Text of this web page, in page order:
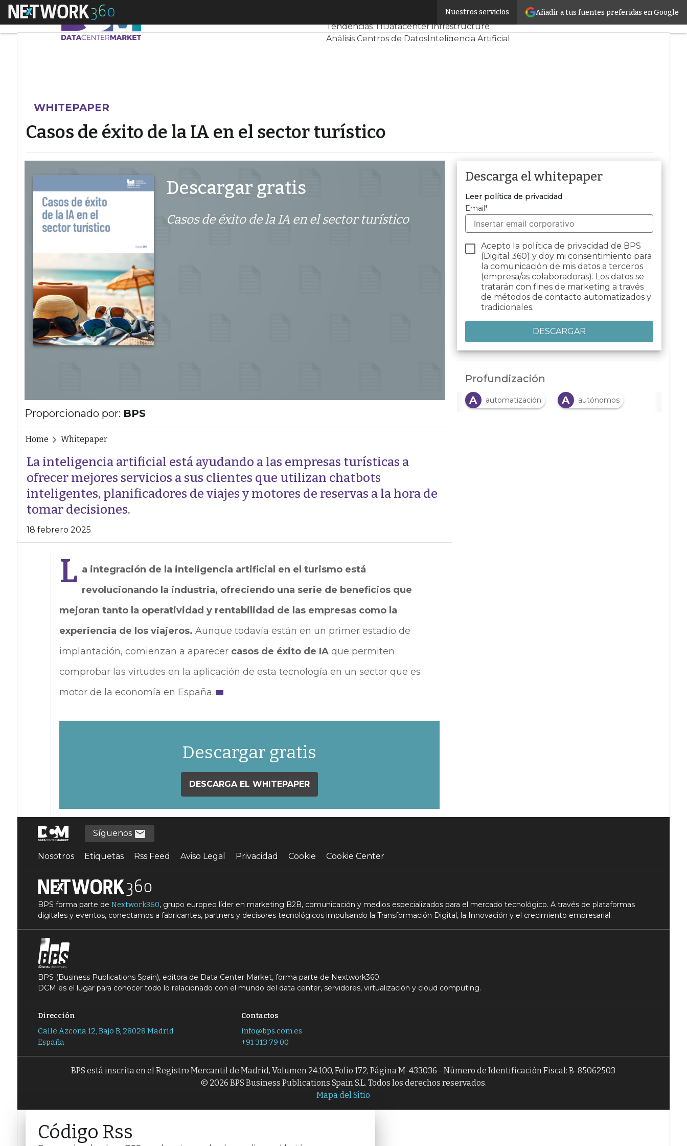
Añadir a tus fuentes preferidas en Google
Nuestros servicios
Menú ProyectosSostenibilidad
Tendencias TIDatacenter infrastructure
Análisis Centros de DatosInteligencia Artificial
WHITEPAPER
Casos de éxito de la IA en el sector turístico
Descargar gratis
Casos de éxito de la IA en el sector turístico
Proporcionado por: BPS
Home Whitepaper
La inteligencia artificial está ayudando a las empresas turísticas a
ofrecer mejores servicios a sus clientes que utilizan chatbots
inteligentes, planificadores de viajes y motores de reservas a la hora de
tomar decisiones.
18 febrero 2025
L a integración de la inteligencia artificial en el turismo está
revolucionando la industria, ofreciendo una serie de beneficios que
mejoran tanto la operatividad y rentabilidad de las empresas como la
experiencia de los viajeros. Aunque todavía están en un primer estadio de
implantación, comienzan a aparecer casos de éxito de IA que permiten
comprobar las virtudes en la aplicación de esta tecnología en un sector que es
motor de la economía en España.
Descargar gratis
DESCARGA EL WHITEPAPER
Descarga el whitepaper
Leer política de privacidad
Email*
Acepto la política de privacidad de BPS
(Digital 360) y doy mi consentimiento para
la comunicación de mis datos a terceros
(empresa/as colaboradoras). Los datos se
tratarán con fines de marketing a través
de métodos de contacto automatizados y
tradicionales.
Profundización
A
automatización A autónomos
Síguenos
Nosotros Etiquetas Rss Feed Aviso Legal Privacidad Cookie Cookie Center
BPS forma parte de Nextwork360, grupo europeo líder en marketing B2B, comunicación y medios especializados para el mercado tecnológico. A través de plataformas
digitales y eventos, conectamos a fabricantes, partners y decisores tecnológicos impulsando la Transformación Digital, la Innovación y el crecimiento empresarial.
BPS (Business Publications Spain), editora de Data Center Market, forma parte de Nextwork360.
DCM es el lugar para conocer todo lo relacionado con el mundo del data center, servidores, virtualización y cloud computing.
Dirección
Calle Azcona 12, Bajo B, 28028 Madrid
España
Contactos
info@bps.com.es
+91 313 79 00
BPS está inscrita en el Registro Mercantil de Madrid, Volumen 24.100, Folio 172, Página M-433036 - Número de Identificación Fiscal: B-85062503
© 2026 BPS Business Publications Spain S.L. Todos los derechos reservados.
Mapa del Sitio
Código Rss